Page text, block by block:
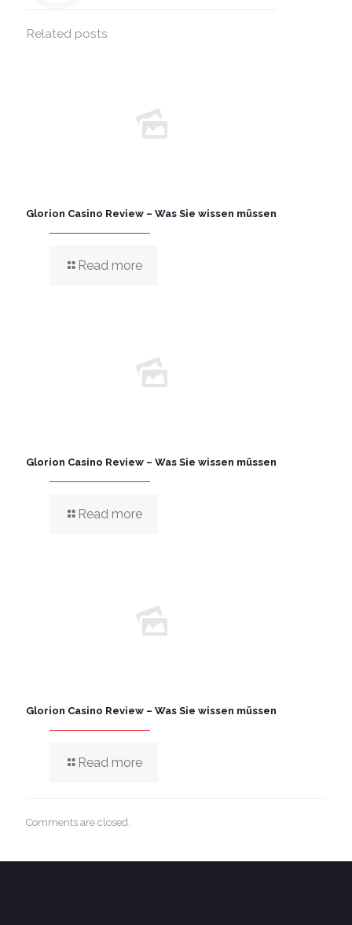
Related posts
Glorion Casino Review – Was Sie wissen müssen
Read more
Glorion Casino Review – Was Sie wissen müssen
Read more
Glorion Casino Review – Was Sie wissen müssen
Read more
Comments are closed.